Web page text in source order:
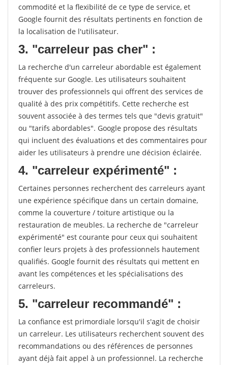
commodité et la flexibilité de ce type de service, et
Google fournit des résultats pertinents en fonction de
la localisation de l'utilisateur.
3. "carreleur pas cher" :
La recherche d'un carreleur abordable est également
fréquente sur Google. Les utilisateurs souhaitent
trouver des professionnels qui offrent des services de
qualité à des prix compétitifs. Cette recherche est
souvent associée à des termes tels que "devis gratuit"
ou "tarifs abordables". Google propose des résultats
qui incluent des évaluations et des commentaires pour
aider les utilisateurs à prendre une décision éclairée.
4. "carreleur expérimenté" :
Certaines personnes recherchent des carreleurs ayant
une expérience spécifique dans un certain domaine,
comme la couverture / toiture artistique ou la
restauration de meubles. La recherche de "carreleur
expérimenté" est courante pour ceux qui souhaitent
confier leurs projets à des professionnels hautement
qualifiés. Google fournit des résultats qui mettent en
avant les compétences et les spécialisations des
carreleurs.
5. "carreleur recommandé" :
La confiance est primordiale lorsqu'il s'agit de choisir
un carreleur. Les utilisateurs recherchent souvent des
recommandations ou des références de personnes
ayant déjà fait appel à un professionnel. La recherche